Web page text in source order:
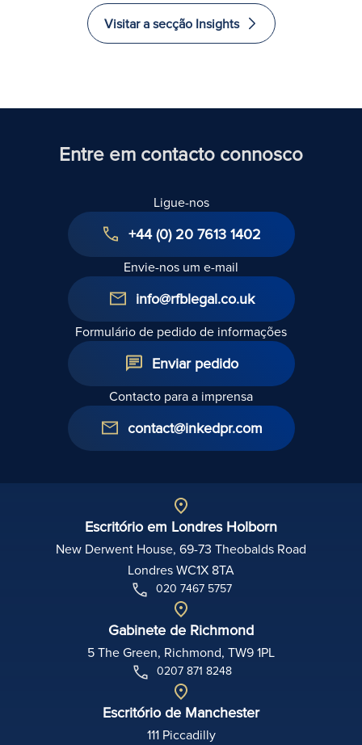
recuperados
investirem
e imigrarem
para o
Visitar a secção Insights
Entre em contacto connosco
Ligue-nos
+44 (0) 20 7613 1402
Envie-nos um e-mail
info@rfblegal.co.uk
Formulário de pedido de informações
Enviar pedido
Contacto para a imprensa
contact@inkedpr.com
Escritório em Londres Holborn
New Derwent House, 69-73 Theobalds Road
Londres WC1X 8TA
020 7467 5757
Gabinete de Richmond
5 The Green, Richmond, TW9 1PL
0207 871 8248
Escritório de Manchester
111 Piccadilly